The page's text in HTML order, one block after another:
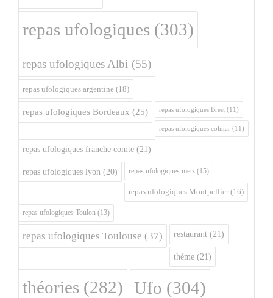
repas ufologiques (303)
repas ufologiques Albi (55)
repas ufologiques argentine (18)
repas ufologiques Bordeaux (25) repas ufologiques Brest (11)
repas ufologiques colmar (11)
repas ufologiques franche comte (21)
repas ufologiques lyon (20) repas ufologiques metz (15)
repas ufologiques Montpellier (16)
repas ufologiques Toulon (13)
repas ufologiques Toulouse (37) restaurant (21)
théme (21)
théories (282) Ufo (304)